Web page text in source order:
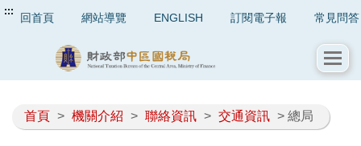
::: 回首頁 網站導覽 ENGLISH 訂閱電子報 常見問答
首頁 > 機關介紹 > 聯絡資訊 > 交通資訊 > 總局